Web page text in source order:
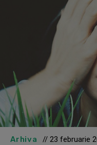
Arhiva // 23 februarie